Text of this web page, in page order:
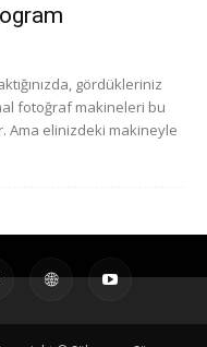
gördükleriniz
fotoğraf makineleri bu
Ama elinizdeki makineyle